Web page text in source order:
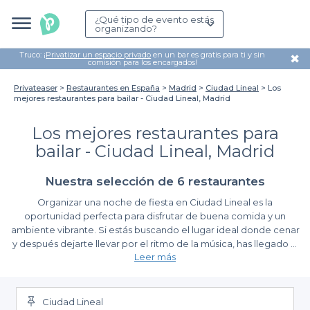
¿Qué tipo de evento estás
organizando?
Truco: ¡Privatizar un espacio privado en un bar es gratis para ti y sin
comisión para los encargados! ✖
Privateaser Restaurantes en España Madrid Ciudad Lineal
Los
mejores restaurantes para bailar - Ciudad Lineal, Madrid
Los mejores restaurantes para
bailar - Ciudad Lineal, Madrid
Nuestra selección de 6 restaurantes
Organizar una noche de fiesta en Ciudad Lineal es la
oportunidad perfecta para disfrutar de buena comida y un
ambiente vibrante. Si estás buscando el lugar ideal donde cenar
y después dejarte llevar por el ritmo de la música, has llegado al
sitio correcto. La combinación de restaurantes que ofrecen
experiencia completa que no querrás perderte.
Ventajas de usar Privateaser
A través de Privateaser, facilitamos la búsqueda de los mejores
Leer más
Ciudad Lineal